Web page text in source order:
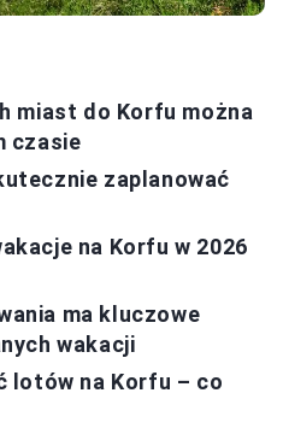
miast do Korfu można
czasie
zaplanować
na Korfu w 2026
ma kluczowe
wakacji
lotów na Korfu – co